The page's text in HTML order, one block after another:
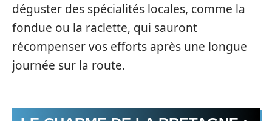
déguster des spécialités locales, comme la
fondue ou la raclette, qui sauront
récompenser vos efforts après une longue
journée sur la route.